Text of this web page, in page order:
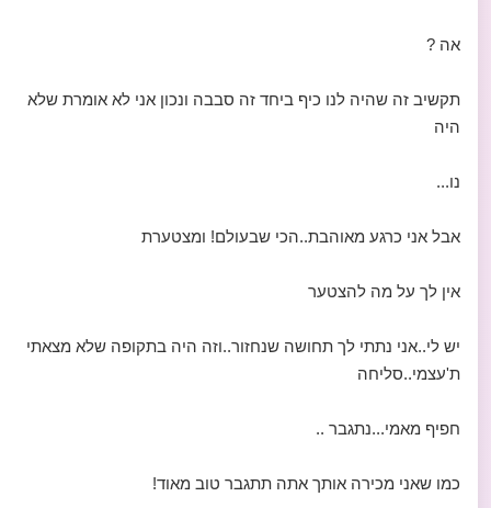
אה ?
תקשיב זה שהיה לנו כיף ביחד זה סבבה ונכון אני לא אומרת שלא
היה
נו...
אבל אני כרגע מאוהבת..הכי שבעולם! ומצטערת
אין לך על מה להצטער
יש לי..אני נתתי לך תחושה שנחזור..וזה היה בתקופה שלא מצאתי
ת'עצמי..סליחה
חפיף מאמי...נתגבר ..
כמו שאני מכירה אותך אתה תתגבר טוב מאוד!